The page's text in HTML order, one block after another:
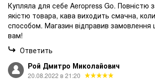
Купляла для себе Aeropress Go. Повністю
якістю товара, кава виходить смачна,
способом. Магазин відправив
вам!
Ответить
Рой Дмитро Миколайович
20.08.2022 в 21:20